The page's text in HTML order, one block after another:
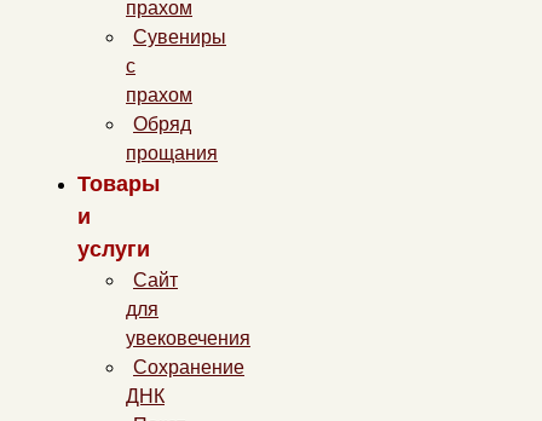
прахом
Сувениры
с
прахом
Обряд
прощания
Товары
и
услуги
Сайт
для
увековечения
Сохранение
ДНК